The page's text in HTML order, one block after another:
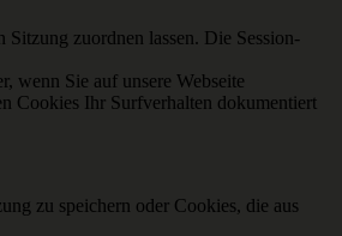
Sitzung zuordnen lassen. Die Session-
wenn Sie auf unsere Webseite
Cookies Ihr Surfverhalten dokumentiert
zu speichern oder Cookies, die aus